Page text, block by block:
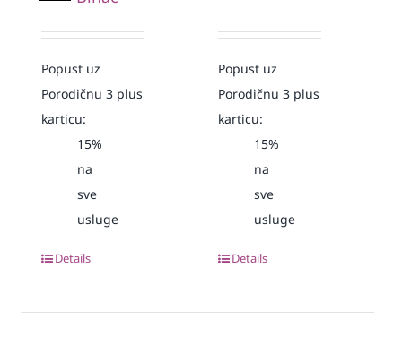
Popust uz
Porodičnu 3 plus
karticu:
15%
na
sve
usluge
Details
Popust uz
Porodičnu 3 plus
karticu:
15%
na
sve
usluge
Details